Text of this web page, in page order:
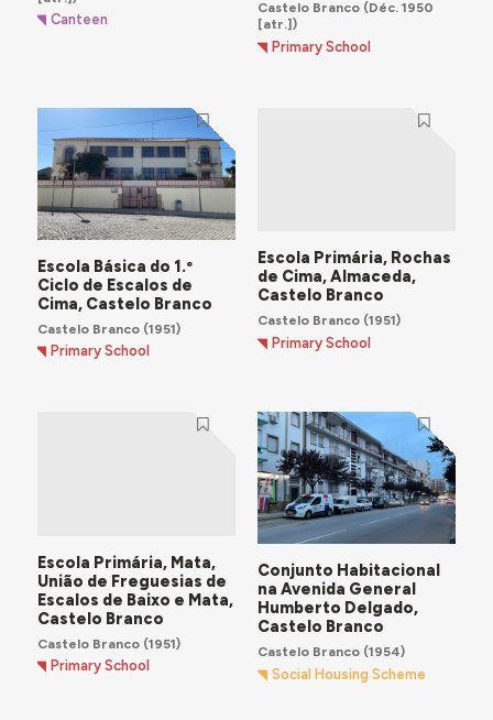
Canteen
Castelo Branco(Déc. 1950
[atr.])
Primary School
Escola Básica do 1.º
Ciclo de Escalos de
Cima, Castelo Branco
Castelo Branco(1951)
Primary School
Escola Primária, Rochas
de Cima, Almaceda,
Castelo Branco
Castelo Branco(1951)
Primary School
Escola Primária, Mata,
União de Freguesias de
Escalos de Baixo e Mata,
Castelo Branco
Castelo Branco(1951)
Primary School
Conjunto Habitacional
na Avenida General
Humberto Delgado,
Castelo Branco
Castelo Branco(1954)
Social Housing Scheme